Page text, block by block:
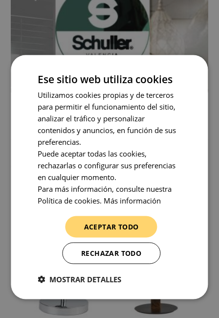
NUEVAS LÁMPARAS DE SCHULLER.
DESCÚBRELAS EN ESTE POST.
10 De Enero De 2018 0 Comentarios
Nuevas lámparas de Schuller. Sus nuevos diseños nos
dejan una vez más con la boca abierta.
Ese sitio web utiliza cookies
Utilizamos cookies propias y de terceros
para permitir el funcionamiento del sitio,
analizar el tráfico y personalizar
contenidos y anuncios, en función de sus
preferencias.
Puede aceptar todas las cookies,
rechazarlas o configurar sus preferencias
en cualquier momento.
Para más información, consulte nuestra
Política de cookies. Más información
ACEPTAR TODO
RECHAZAR TODO
MOSTRAR DETALLES